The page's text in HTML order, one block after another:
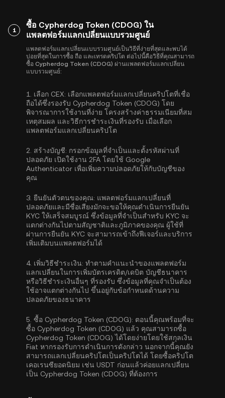
1
ซื้อ Cypherdog Token (CDOG) ใน
แพลตฟอร์มแลกเปลี่ยนแบบรวมศูนย์
แพลตฟอร์มแลกเปลี่ยนแบบรวมศูนย์เป็นวิธีที่ง่ายที่สุดและพบได้
บ่อยที่สุดในการซื้อ ถือ และเทรดคริปโต ต่อไปนี้คือวิธีที่คุณสามารถ
ซื้อ Cypherdog Token (CDOG) ผ่านแพลตฟอร์มแลกเปลี่ยน
แบบรวมศูนย์:
1. เลือก CEX: เลือกแพลตฟอร์มแลกเปลี่ยนคริปโตที่เชื่อ
ถือได้ซึ่งรองรับ Cypherdog Token (CDOG) โดย
พิจารณาการใช้งานที่ง่าย โครงสร้างค่าธรรมเนียมที่สม
เหตุสมผล และวิธีการชำระเงินที่รองรับ เมื่อเลือก
แพลตฟอร์มแลกเปลี่ยนคริปโต
2. สร้างบัญชี: กรอกข้อมูลที่จำเป็นและตั้งรหัสผ่านที่
ปลอดภัย เปิดใช้งาน 2FA โดยใช้ Google
Authenticator เพื่อเพิ่มความปลอดภัยให้กับบัญชีของ
คุณ
3. ยืนยันตัวตนของคุณ: แพลตฟอร์มแลกเปลี่ยนที่
ปลอดภัยและมีชื่อเสียงมักจะขอให้คุณดำเนินการยืนยัน
KYC ให้เสร็จสมบูรณ์ ซึ่งข้อมูลที่จำเป็นสำหรับ KYC จะ
แตกต่างกันไปตามสัญชาติและภูมิภาคของคุณ ผู้ใช้ที่
ผ่านการยืนยัน KYC จะสามารถเข้าถึงฟีเจอร์และบริการ
เพิ่มเติมบนแพลตฟอร์มได้
4. เพิ่มวิธีชำระเงิน: ทำตามคำแนะนำของแพลตฟอร์ม
แลกเปลี่ยนในการเพิ่มบัตรเครดิต/เดบิต บัญชีธนาคาร
หรือวิธีชำระเงินอื่นๆ ที่รองรับ ซึ่งข้อมูลที่คุณจำเป็นต้อง
ใช้อาจแตกต่างกันไป ขึ้นอยู่กับข้อกำหนดด้านความ
ปลอดภัยของธนาคาร
5. ซื้อ Cypherdog Token (CDOG): ตอนนี้คุณพร้อมที่จะ
ซื้อ Cypherdog Token (CDOG) แล้ว คุณสามารถซื้อ
Cypherdog Token (CDOG) ได้โดยง่ายโดยใช้สกุลเงิน
Fiat หากรองรับการดำเนินการดังกล่าว นอกจากนี้คุณยัง
สามารถแลกเปลี่ยนคริปโตเป็นคริปโตได้ โดยซื้อคริปโต
เคอเรนซียอดนิยม เช่น USDT ก่อนแล้วค่อยแลกเปลี่ยน
เป็น Cypherdog Token (CDOG) ที่ต้องการ